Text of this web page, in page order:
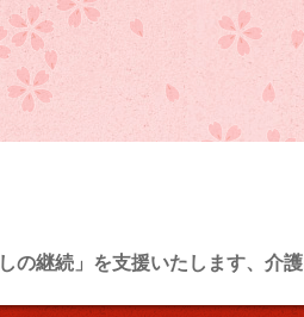
の継続」を支援いたします、介